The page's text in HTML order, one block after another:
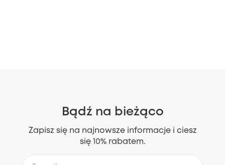
Bądź na bieżąco
Zapisz się na najnowsze informacje i ciesz
się 10% rabatem.